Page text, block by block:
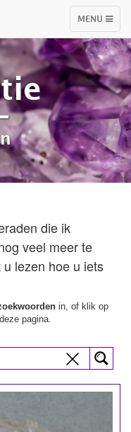
TOGGLE
MENU
die ik
veel meer te
lezen hoe u iets
in, of klik op
pagina.